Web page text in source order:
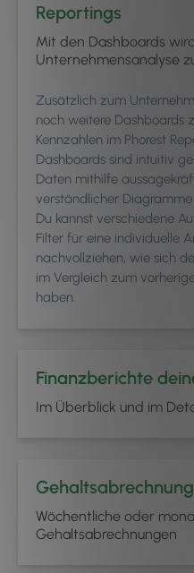
Reportings
Mit den Dashboards
Unternehmensanalyse
Zusätzlich zum
noch weitere Dashboards
Kennzahlen im Phorest
Dashboards sind intuitiv
Daten mithilfe
verständlicher
Du kannst verschiedene
Filter für eine individuelle
nachvollziehen, wie sich
im Vergleich zum
haben.
Finanzberichte
Im Überblick und im
Wöchentliche oder
Gehaltsabrechnungen